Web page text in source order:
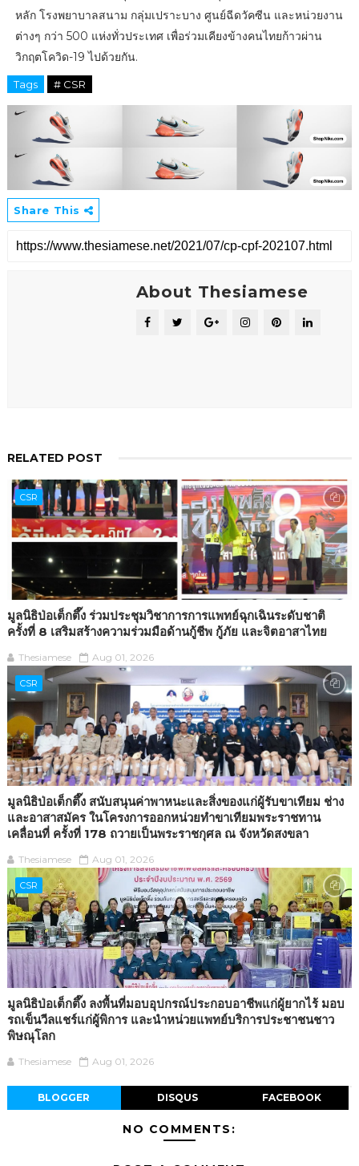
หลัก โรงพยาบาลสนาม กลุ่มเปราะบาง ศูนย์ฉีดวัคซีน และหน่วยงาน
ต่างๆ กว่า 500 แห่งทั่วประเทศ เพื่อร่วมเคียงข้างคนไทยก้าวผ่าน
วิกฤตโควิด-19 ไปด้วยกัน.
Tags # CSR
Share This
About Thesiamese
RELATED POST
CSR
มูลนิธิป่อเต็กตึ๊ง ร่วมประชุมวิชาการการแพทย์ฉุกเฉินระดับชาติ
ครั้งที่ 8 เสริมสร้างความร่วมมือด้านกู้ชีพ กู้ภัย และจิตอาสาไทย
Thesiamese Aug 01, 2026
CSR
มูลนิธิป่อเต็กตึ๊ง สนับสนุนค่าพาหนะและสิ่งของแก่ผู้รับขาเทียม ช่าง
และอาสาสมัคร ในโครงการออกหน่วยทำขาเทียมพระราชทาน
เคลื่อนที่ ครั้งที่ 178 ถวายเป็นพระราชกุศล ณ จังหวัดสงขลา
Thesiamese Aug 01, 2026
CSR
มูลนิธิป่อเต็กตึ๊ง ลงพื้นที่มอบอุปกรณ์ประกอบอาชีพแก่ผู้ยากไร้ มอบ
รถเข็นวีลแชร์แก่ผู้พิการ และนำหน่วยแพทย์บริการประชาชนชาว
พิษณุโลก
Thesiamese Aug 01, 2026
BLOGGER DISQUS FACEBOOK
NO COMMENTS: